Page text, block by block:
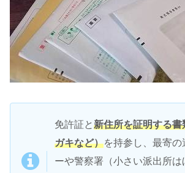
免許証と新住所を証明する
ガキなど）を持参し、最寄の
ーや警察署（小さい派出所は